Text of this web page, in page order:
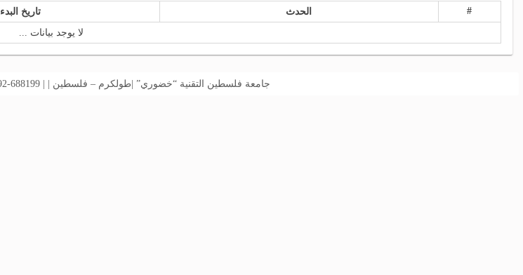
# الحدث تاريخ البدء
لا يوجد بيانات ...
جامعة فلسطين التقنية “خضوري” |طولكرم – فلسطين | | 688199-92-00970 | بريد الكتروني